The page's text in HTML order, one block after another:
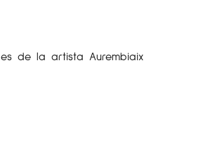
es de la artista Aurembiaix